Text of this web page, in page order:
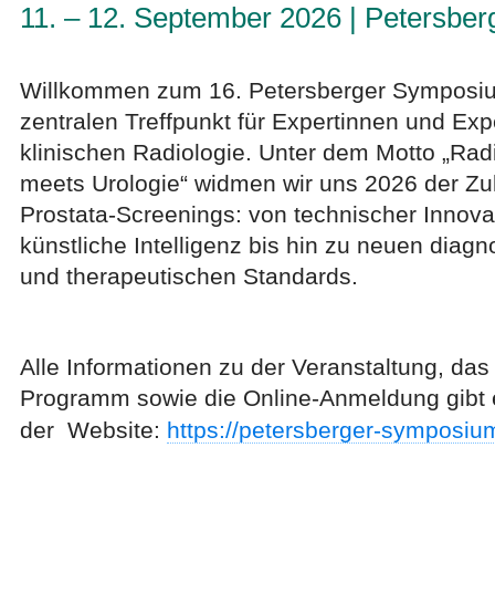
11. – 12. September 2026 |
Willkommen zum 16. Petersberger
zentralen Treffpunkt für Expertinnen und
klinischen Radiologie. Unter dem Motto
meets Urologie“ widmen wir uns 2026 der
Prostata-Screenings: von technischer
künstliche Intelligenz bis hin zu neuen
und therapeutischen Standards.
Alle Informationen zu der Veranstaltung, das
Programm sowie die Online-Anmeldung gibt
der Website: https://petersberger-